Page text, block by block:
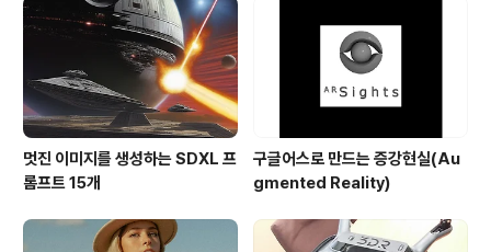
멋진 이미지를 생성하는 SDXL 프
롬프트 15개
구글어스로 만드는 증강현실(Au
gmented Reality)